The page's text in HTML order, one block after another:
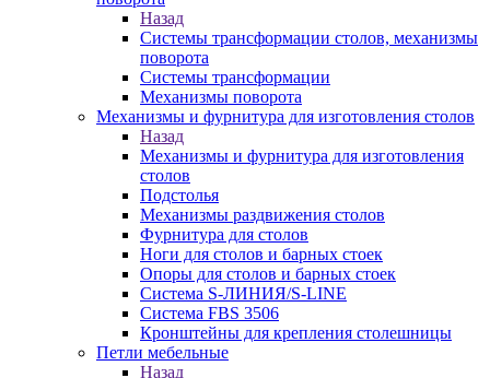
Назад
Системы трансформации столов, механизмы
поворота
Системы трансформации
Механизмы поворота
Механизмы и фурнитура для изготовления столов
Назад
Механизмы и фурнитура для изготовления
столов
Подстолья
Механизмы раздвижения столов
Фурнитура для столов
Ноги для столов и барных стоек
Опоры для столов и барных стоек
Система S-ЛИНИЯ/S-LINE
Система FBS 3506
Кронштейны для крепления столешницы
Петли мебельные
Назад